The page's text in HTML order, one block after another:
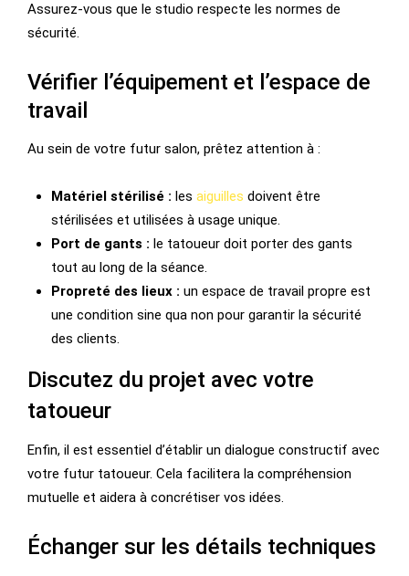
Assurez-vous que le studio respecte les normes de
sécurité.
Vérifier l’équipement et l’espace de
travail
Au sein de votre futur salon, prêtez attention à :
Matériel stérilisé : les aiguilles doivent être
stérilisées et utilisées à usage unique.
Port de gants : le tatoueur doit porter des gants
tout au long de la séance.
Propreté des lieux : un espace de travail propre est
une condition sine qua non pour garantir la sécurité
des clients.
Discutez du projet avec votre
tatoueur
Enfin, il est essentiel d’établir un dialogue constructif avec
votre futur tatoueur. Cela facilitera la compréhension
mutuelle et aidera à concrétiser vos idées.
Échanger sur les détails techniques